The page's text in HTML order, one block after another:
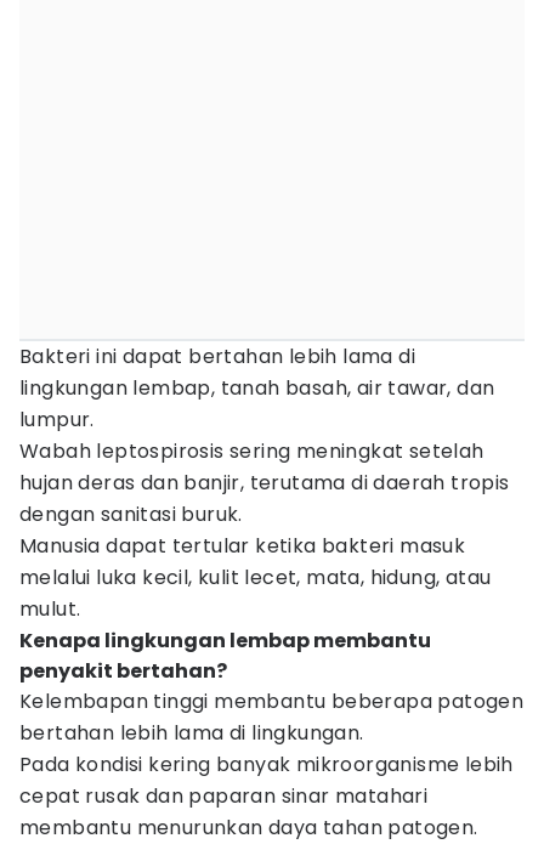
Bakteri ini dapat bertahan lebih lama di
lingkungan lembap, tanah basah, air tawar, dan
lumpur.
Wabah leptospirosis sering meningkat setelah
hujan deras dan banjir, terutama di daerah tropis
dengan sanitasi buruk.
Manusia dapat tertular ketika bakteri masuk
melalui luka kecil, kulit lecet, mata, hidung, atau
mulut.
Kenapa lingkungan lembap membantu
penyakit bertahan?
Kelembapan tinggi membantu beberapa patogen
bertahan lebih lama di lingkungan.
Pada kondisi kering banyak mikroorganisme lebih
cepat rusak dan paparan sinar matahari
membantu menurunkan daya tahan patogen.